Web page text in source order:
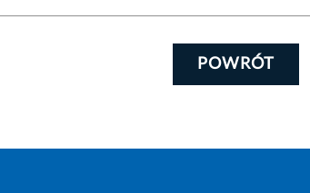
POWRÓT